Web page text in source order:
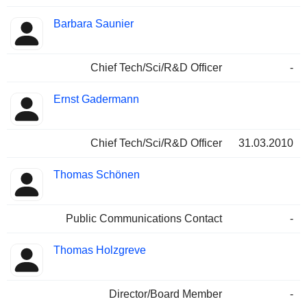
Barbara Saunier
Chief Tech/Sci/R&D Officer -
Ernst Gadermann
Chief Tech/Sci/R&D Officer 31.03.2010
Thomas Schönen
Public Communications Contact -
Thomas Holzgreve
Director/Board Member -